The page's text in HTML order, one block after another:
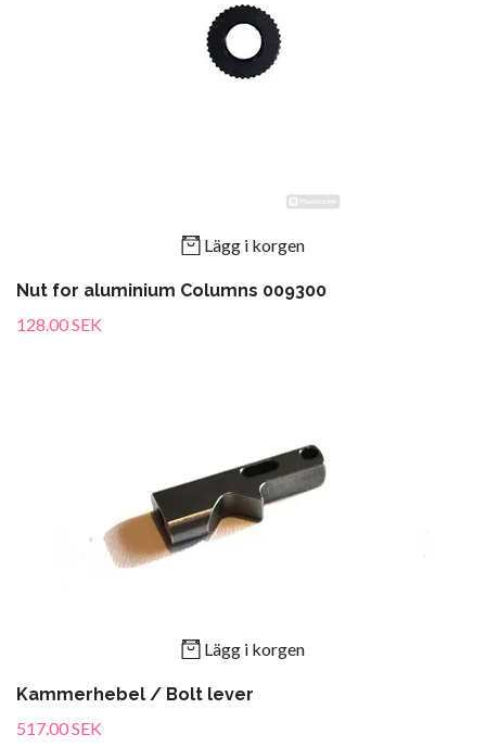
Lägg i korgen
Nut for aluminium Columns 009300
128.00 SEK
Lägg i korgen
Kammerhebel / Bolt lever
517.00 SEK